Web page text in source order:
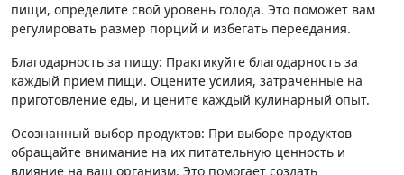
пищи, определите свой уровень голода. Это поможет вам
регулировать размер порций и избегать переедания.
Благодарность за пищу: Практикуйте благодарность за
каждый прием пищи. Оцените усилия, затраченные на
приготовление еды, и цените каждый кулинарный опыт.
Осознанный выбор продуктов: При выборе продуктов
обращайте внимание на их питательную ценность и
влияние на ваш организм. Это помогает создать